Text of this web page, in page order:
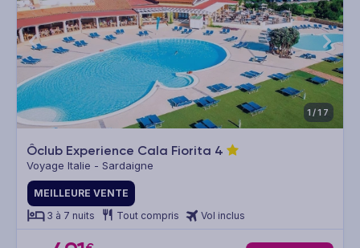
1/17
Ôclub Experience Cala Fiorita 4
Voyage Italie - Sardaigne
MEILLEURE VENTE
3 à 7 nuits
Tout compris Vol inclus